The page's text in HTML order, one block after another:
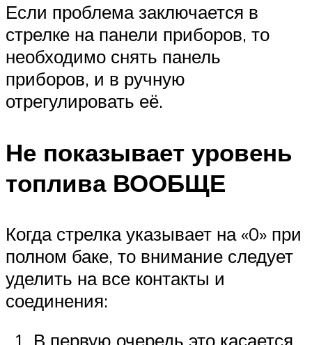
Если проблема заключается в
стрелке на панели приборов, то
необходимо снять панель
приборов, и в ручную
отрегулировать её.
Не показывает уровень
топлива ВООБЩЕ
Когда стрелка указывает на «0» при
полном баке, то внимание следует
уделить на все контакты и
соединения:
В первую очередь это касается